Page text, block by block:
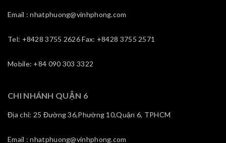
Email : nhatphuong@vinhphong.com
Tel: +8428 3755 2626 Fax: +8428 3755 2571
Mobile: +84 090 303 3322
CHI NHÁNH QUẬN 6
Địa chỉ: 25 Đường 36,Phường 10,Quận 6, TPHCM
Email : nhatphuong@vinhphong.com